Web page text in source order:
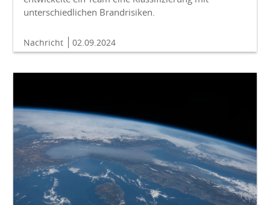
unterschiedlichen Brandrisiken.
Nachricht 02.09.2024